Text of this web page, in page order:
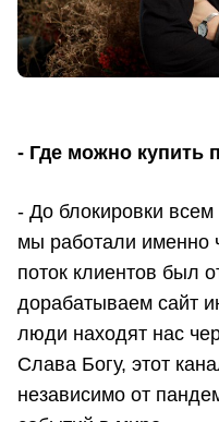
- Где можно купить
- До блокировки всем
мы работали именно
поток клиентов был
дорабатываем сайт
люди находят нас
Слава Богу, этот
независимо от